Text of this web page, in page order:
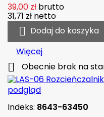
39,00 zł brutto
31,71 zł netto
 Dodaj do koszyka
Więcej
 Obecnie brak na
podgląd
Indeks: 8643-63450